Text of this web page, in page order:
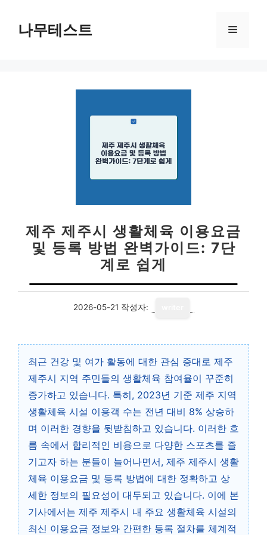
나무테스트 메
제주 제주시 생활체육 이용요금
및 등록 방법 완벽가이드: 7단
계로 쉽게
2026-05-21 작성자:
최근 건강 및 여가 활동에 대한 관심 증대로 제주
제주시 지역 주민들의 생활체육 참여율이 꾸준히
증가하고 있습니다. 특히, 2023년 기준 제주 지역
생활체육 시설 이용객 수는 전년 대비 8% 상승하
며 이러한 경향을 뒷받침하고 있습니다. 이러한 흐
름 속에서 합리적인 비용으로 다양한 스포츠를 즐
기고자 하는 분들이 늘어나면서, 제주 제주시 생활
체육 이용요금 및 등록 방법에 대한 정확하고 상
세한 정보의 필요성이 대두되고 있습니다. 이에 본
기사에서는 제주 제주시 내 주요 생활체육 시설의
최신 이용요금 정보와 간편한 등록 절차를 체계적